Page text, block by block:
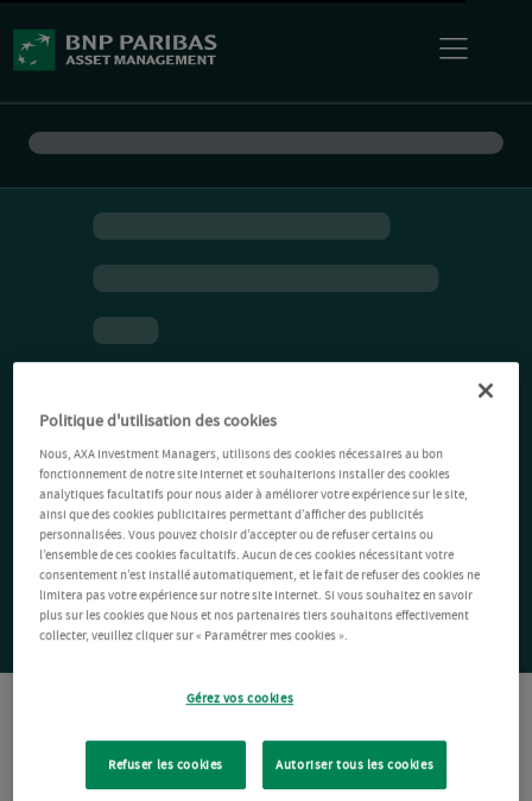
Politique d'utilisation des cookies
Nous, AXA Investment Managers, utilisons des cookies nécessaires au bon
fonctionnement de notre site Internet et souhaiterions installer des cookies
analytiques facultatifs pour nous aider à améliorer votre expérience sur le site,
ainsi que des cookies publicitaires permettant d’afficher des publicités
personnalisées. Vous pouvez choisir d’accepter ou de refuser certains ou
l’ensemble de ces cookies facultatifs. Aucun de ces cookies nécessitant votre
consentement n’est installé automatiquement, et le fait de refuser des cookies ne
limitera pas votre expérience sur notre site Internet. Si vous souhaitez en savoir
plus sur les cookies que Nous et nos partenaires tiers souhaitons effectivement
collecter, veuillez cliquer sur « Paramétrer mes cookies ».
Gérez vos cookies
Refuser les cookies Autoriser tous les cookies